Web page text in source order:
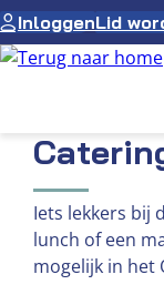
Ga
naar
de
InloggenLid
Academie
Over NUVO
Iets lekkers bij
lunch of een
mogelijk in het